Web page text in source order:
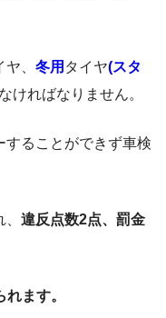
ヤ、 冬用 タイヤ(スタ
なければなりません。
することができず車検
違反点数2点、罰金
れます。